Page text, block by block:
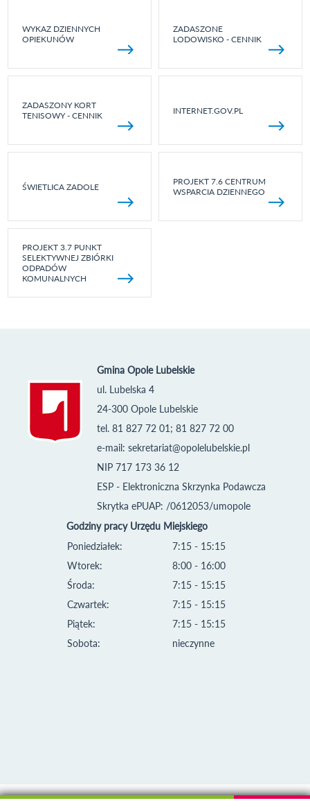
WYKAZ DZIENNYCH
OPIEKUNÓW
ZADASZONE
LODOWISKO - CENNIK
ZADASZONY KORT
TENISOWY - CENNIK
INTERNET.GOV.PL
ŚWIETLICA ZADOLE
PROJEKT 7.6 CENTRUM
WSPARCIA DZIENNEGO
PROJEKT 3.7 PUNKT
SELEKTYWNEJ ZBIÓRKI
ODPADÓW
KOMUNALNYCH
Gmina Opole Lubelskie
ul. Lubelska 4
24-300 Opole Lubelskie
tel. 81 827 72 01; 81 827 72 00
e-mail: sekretariat@opolelubelskie.pl
NIP 717 173 36 12
ESP - Elektroniczna Skrzynka Podawcza
Skrytka ePUAP: /0612053/umopole
Godziny pracy Urzędu Miejskiego
Poniedziałek:
Wtorek:
Środa:
Czwartek:
Piątek:
Sobota:
7:15 - 15:15
8:00 - 16:00
7:15 - 15:15
7:15 - 15:15
7:15 - 15:15
nieczynne